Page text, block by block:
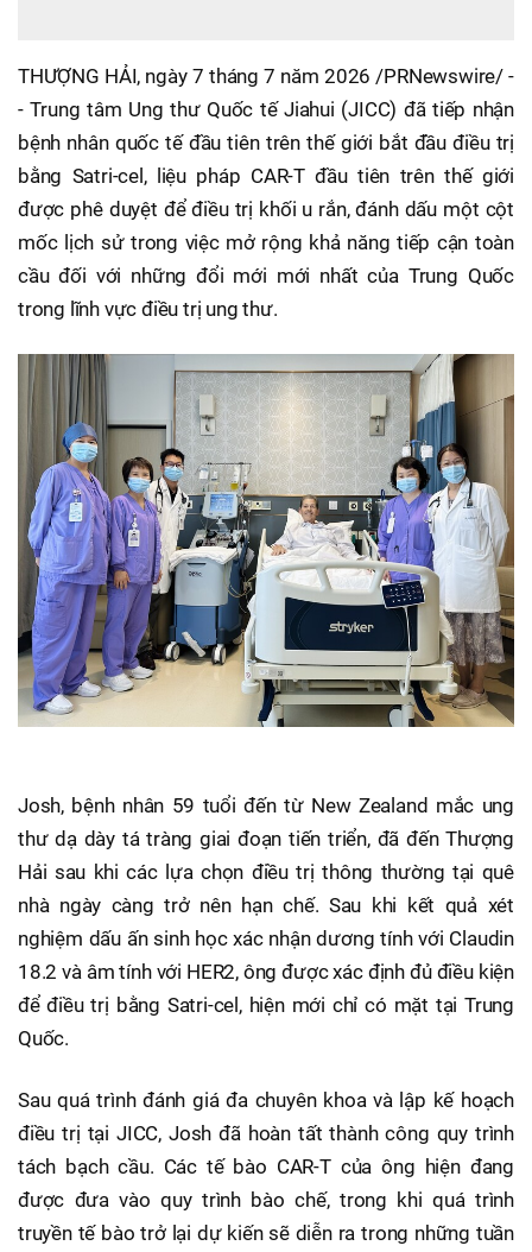
THƯỢNG HẢI, ngày 7 tháng 7 năm 2026 /PRNewswire/ -
- Trung tâm Ung thư Quốc tế Jiahui (JICC) đã tiếp nhận
bệnh nhân quốc tế đầu tiên trên thế giới bắt đầu điều trị
bằng Satri-cel, liệu pháp CAR-T đầu tiên trên thế giới
được phê duyệt để điều trị khối u rắn, đánh dấu một cột
mốc lịch sử trong việc mở rộng khả năng tiếp cận toàn
cầu đối với những đổi mới mới nhất của Trung Quốc
trong lĩnh vực điều trị ung thư.
Josh, bệnh nhân 59 tuổi đến từ New Zealand mắc ung
thư dạ dày tá tràng giai đoạn tiến triển, đã đến Thượng
Hải sau khi các lựa chọn điều trị thông thường tại quê
nhà ngày càng trở nên hạn chế. Sau khi kết quả xét
nghiệm dấu ấn sinh học xác nhận dương tính với Claudin
18.2 và âm tính với HER2, ông được xác định đủ điều kiện
để điều trị bằng Satri-cel, hiện mới chỉ có mặt tại Trung
Quốc.
Sau quá trình đánh giá đa chuyên khoa và lập kế hoạch
điều trị tại JICC, Josh đã hoàn tất thành công quy trình
tách bạch cầu. Các tế bào CAR-T của ông hiện đang
được đưa vào quy trình bào chế, trong khi quá trình
truyền tế bào trở lại dự kiến sẽ diễn ra trong những tuần